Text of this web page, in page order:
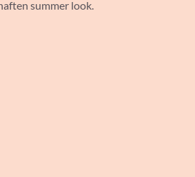
summer look.